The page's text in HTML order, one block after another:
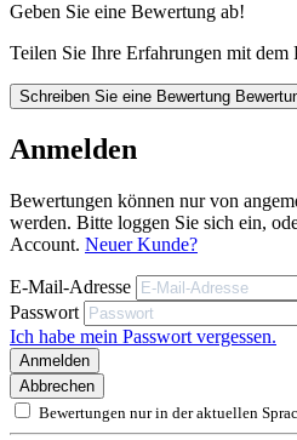
Geeignet für
Verklebung von EPS- und
Eigenschaften
Carbonfaserverstärkt
Sehr elastisch
Alkalibeständig
Wasseraufnahme W3 – niedrig
Pastöse Verarbeitungskonsistenz
Beständig gegen Frost-Tau-
Geben Sie eine Bewertung ab!
Teilen Sie Ihre Erfahrungen mit
Schreiben Sie eine Bewertung
Anmelden
Bewertungen können nur von
werden. Bitte loggen Sie sich ein,
Account. Neuer Kunde?
E-Mail-Adresse
Passwort
Ich habe mein Passwort vergessen.
Anmelden
Abbrechen
Bewertungen nur in der aktuellen